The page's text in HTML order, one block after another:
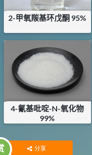
2-甲氧羰基环戊酮 95%
¥156
库存：
0.5KG
4-氰基吡啶-N-氧化物
99%
库存：0.5KG
分享